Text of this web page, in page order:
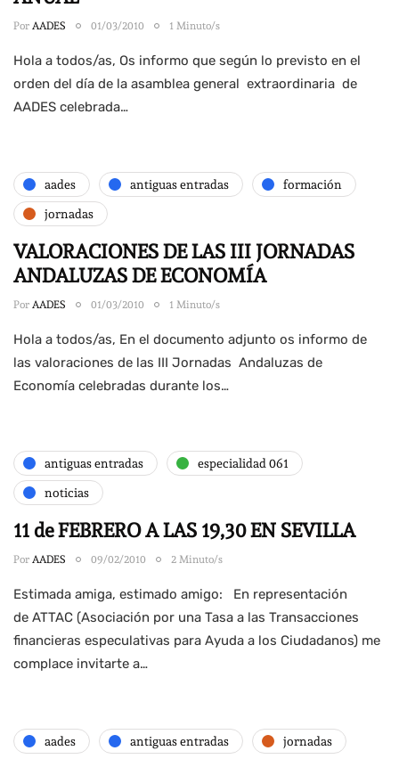
Por AADES 01/03/2010 1 Minuto/s
Hola a todos/as, Os informo que según lo previsto en el
orden del día de la asamblea general extraordinaria de
AADES celebrada…
aades antiguas entradas formación
jornadas
VALORACIONES DE LAS III JORNADAS
ANDALUZAS DE ECONOMÍA
Por AADES 01/03/2010 1 Minuto/s
Hola a todos/as, En el documento adjunto os informo de
las valoraciones de las III Jornadas Andaluzas de
Economía celebradas durante los…
antiguas entradas especialidad 061
noticias
11 de FEBRERO A LAS 19,30 EN SEVILLA
Por AADES 09/02/2010 2 Minuto/s
Estimada amiga, estimado amigo: En representación
de ATTAC (Asociación por una Tasa a las Transacciones
financieras especulativas para Ayuda a los Ciudadanos) me
complace invitarte a…
aades antiguas entradas jornadas